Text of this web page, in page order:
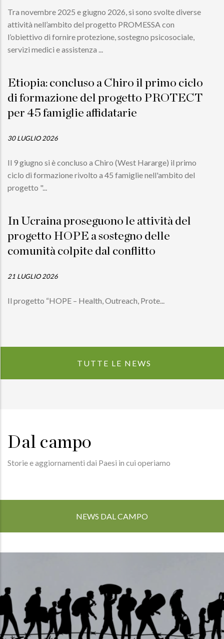
Tra novembre 2025 e giugno 2026, si sono svolte diverse
attività nell’ambito del progetto PROMESSA con
l’obiettivo di fornire protezione, sostegno psicosociale,
servizi medici e assistenza ...
Etiopia: concluso a Chiro il primo ciclo
di formazione del progetto PROTECT
per 45 famiglie affidatarie
30 LUGLIO 2026
Il 9 giugno si è concluso a Chiro (West Hararge) il primo
ciclo di formazione rivolto a 45 famiglie nell'ambito del
progetto "...
In Ucraina proseguono le attività del
progetto HOPE a sostegno delle
comunità colpite dal conflitto
21 LUGLIO 2026
Il progetto “HOPE – Health, Outreach, Prote...
TUTTE LE NEWS
Dal campo
Storie e aggiornamenti dai Paesi in cui operiamo
NEWS DAL CAMPO